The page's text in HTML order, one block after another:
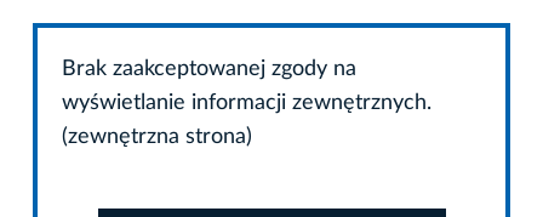
Brak zaakceptowanej zgody na
wyświetlanie informacji zewnętrznych.
(zewnętrzna strona)